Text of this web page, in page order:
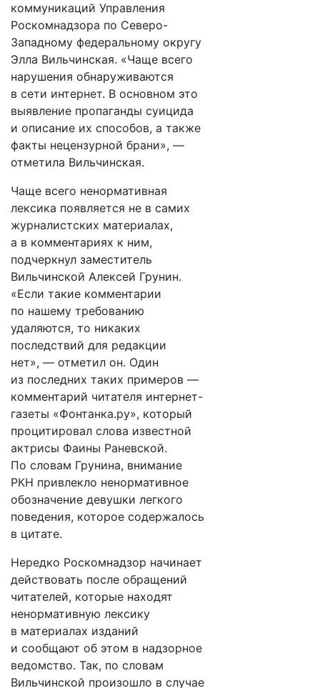
коммуникаций Управления
Роскомнадзора по Северо-
Западному федеральному округу
Элла Вильчинская. «Чаще всего
нарушения обнаруживаются
в сети интернет. В основном это
выявление пропаганды суицида
и описание их способов, а также
факты нецензурной брани», —
отметила Вильчинская.
Чаще всего ненормативная
лексика появляется не в самих
журналистских материалах,
а в комментариях к ним,
подчеркнул заместитель
Вильчинской Алексей Грунин.
«Если такие комментарии
по нашему требованию
удаляются, то никаких
последствий для редакции
нет», — отметил он. Один
из последних таких примеров —
комментарий читателя интернет-
газеты «Фонтанка.ру», который
процитировал слова известной
актрисы Фаины Раневской.
По словам Грунина, внимание
РКН привлекло ненормативное
обозначение девушки легкого
поведения, которое содержалось
в цитате.
Нередко Роскомнадзор начинает
действовать после обращений
читателей, которые находят
ненормативную лексику
в материалах изданий
и сообщают об этом в надзорное
ведомство. Так, по словам
Вильчинской произошло в случае